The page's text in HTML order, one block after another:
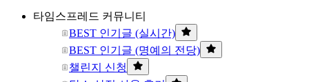
타임스프레드 커뮤니티
BEST 인기글 (실시간)
BEST 인기글 (명예의 전당)
챌린지 신청